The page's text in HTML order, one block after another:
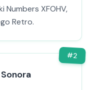
Numbers XFOHV,
Retro.
#2